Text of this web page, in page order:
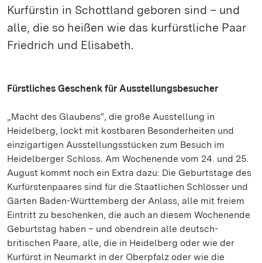
Kurfürstin in Schottland geboren sind – und
alle, die so heißen wie das kurfürstliche Paar
Friedrich und Elisabeth.
Fürstliches Geschenk für Ausstellungsbesucher
„Macht des Glaubens“, die große Ausstellung in
Heidelberg, lockt mit kostbaren Besonderheiten und
einzigartigen Ausstellungsstücken zum Besuch im
Heidelberger Schloss. Am Wochenende vom 24. und 25.
August kommt noch ein Extra dazu: Die Geburtstage des
Kurfürstenpaares sind für die Staatlichen Schlösser und
Gärten Baden-Württemberg der Anlass, alle mit freiem
Eintritt zu beschenken, die auch an diesem Wochenende
Geburtstag haben – und obendrein alle deutsch-
britischen Paare, alle, die in Heidelberg oder wie der
Kurfürst in Neumarkt in der Oberpfalz oder wie die